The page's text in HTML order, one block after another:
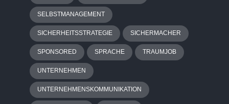
SELBSTMANAGEMENT
SICHERHEITSSTRATEGIE SICHERMACHER
SPONSORED SPRACHE TRAUMJOB
UNTERNEHMEN
UNTERNEHMENSKOMMUNIKATION